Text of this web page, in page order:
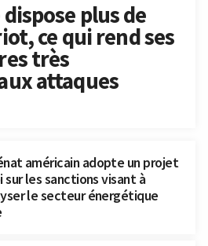
dispose plus de
ce qui rend ses
très
attaques
américain adopte un projet
sur les sanctions visant à
le secteur énergétique